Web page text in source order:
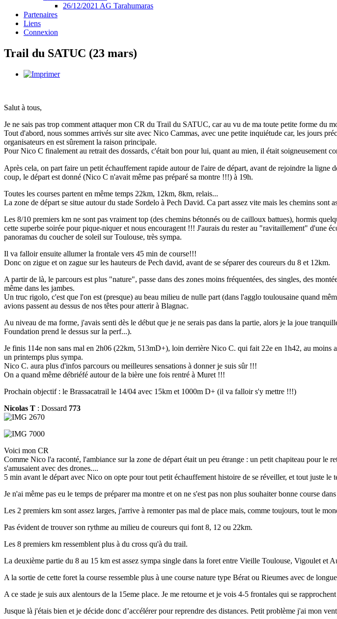
26/12/2021 AG Tarahumaras
Partenaires
Liens
Connexion
Trail du SATUC (23 mars)
Salut à tous,
Je ne sais pas trop comment attaquer mon CR du Trail du SATUC, car au vu de ma toute petite forme du
Tout d'abord, nous sommes arrivés sur site avec Nico Cammas, avec une petite inquiétude car, les jours
organisateurs en est sûrement la raison principale.
Pour Nico C finalement au retrait des dossards, c'était bon pour lui, quant au mien, il était soigneusement
Après cela, on part faire un petit échauffement rapide autour de l'aire de départ, avant de rejoindre la
coup, le départ est donné (Nico C n'avait même pas préparé sa montre !!!) à 19h.
Toutes les courses partent en même temps 22km, 12km, 8km, relais...
La zone de départ se situe autour du stade Sordelo à Pech David. Ca part assez vite mais les chemins sont
Les 8/10 premiers km ne sont pas vraiment top (des chemins bétonnés ou de cailloux battues), hormis
cette superbe soirée pour pique-niquer et nous encouragent !!! J'aurais du rester au "ravitaillement" d'une
panoramas du coucher de soleil sur Toulouse, très sympa.
Il va falloir ensuite allumer la frontale vers 45 min de course!!!
Donc on zigue et on zague sur les hauteurs de Pech david, avant de se séparer des coureurs du 8 et 12km.
A partir de là, le parcours est plus "nature", passe dans des zones moins fréquentées, des singles, des
même dans les jambes.
Un truc rigolo, c'est que l'on est (presque) au beau milieu de nulle part (dans l'agglo toulousaine quand
avions passent au dessus de nos têtes pour atterir à Blagnac.
Au niveau de ma forme, j'avais senti dès le début que je ne serais pas dans la partie, alors je la joue
Foundation prend le dessus sur la perf...).
Je finis 114e non sans mal en 2h06 (22km, 513mD+), loin derrière Nico C. qui fait 22e en 1h42, au moins
un printemps plus sympa.
Nico C. aura plus d'infos parcours ou meilleures sensations à donner je suis sûr !!!
On a quand même débriéfé autour de la bière une fois rentré à Muret !!!
Prochain objectif : le Brassacatrail le 14/04 avec 15km et 1000m D+ (il va falloir s'y mettre !!!)
Nicolas T : Dossard 773
Voici mon CR
Comme Nico l'a raconté, l'ambiance sur la zone de départ était un peu étrange : un petit chapiteau pour
s'amusaient avec des drones....
5 min avant le départ avec Nico on opte pour tout petit échauffement histoire de se réveiller, et tout juste le
Je n'ai même pas eu le temps de préparer ma montre et on ne s'est pas non plus souhaiter bonne course
Les 2 premiers km sont assez larges, j'arrive à remonter pas mal de place mais, comme toujours, tout le
Pas évident de trouver son rythme au milieu de coureurs qui font 8, 12 ou 22km.
Les 8 premiers km ressemblent plus à du cross qu'à du trail.
La deuxième partie du 8 au 15 km est assez sympa single dans la foret entre Vieille Toulouse, Vigoulet et
A la sortie de cette foret la course ressemble plus à une course nature type Bérat ou Rieumes avec de
A ce stade je suis aux alentours de la 15eme place. Je me retourne et je vois 4-5 frontales qui se
Jusque là j'étais bien et je décide donc d’accélérer pour reprendre des distances. Petit problème j'ai mon